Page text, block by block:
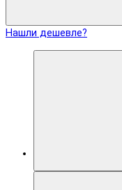
Нашли дешевле?